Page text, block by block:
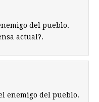
del pueblo.
actual?.
enemigo del pueblo.